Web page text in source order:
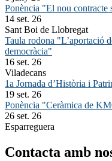
Ponència "El nou contracte
14 set. 26
Sant Boi de Llobregat
Taula rodona "L’aportació
democràcia"
16 set. 26
Viladecans
1a Jornada d’Història i
19 set. 26
Ponència "Ceràmica de
26 set. 26
Esparreguera
Contacta amb